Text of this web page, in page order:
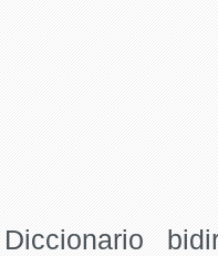
Diccionario